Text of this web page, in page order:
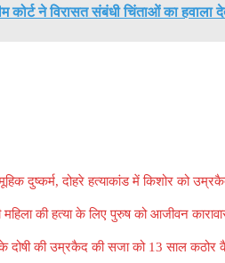
कोर्ट ने विरासत संबंधी चिंताओं का हवाला
दुष्कर्म, दोहरे हत्याकांड में किशोर को
महिला की हत्या के लिए पुरुष को आजीवन
के दोषी की उम्रकैद की सजा को 13 साल कठोर